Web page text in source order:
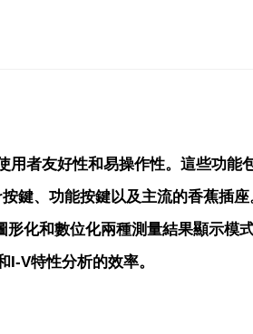
用者友好性和易操作性。這些功能
鍵、功能按鍵以及主流的香蕉插
化和數位化兩種測量結果顯示模
V特性分析的效率。